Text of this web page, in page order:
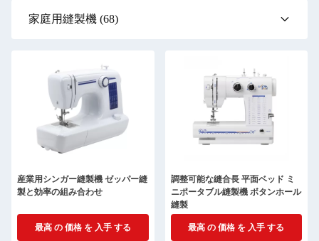
家庭用縫製機 (68)
産業用シンガー縫製機 ゼッパー縫
製と効率の組み合わせ
最高 の 価格 を 入手 する
調整可能な縫合長 平面ベッド ミ
ニポータブル縫製機 ボタンホール
縫製
最高 の 価格 を 入手 する